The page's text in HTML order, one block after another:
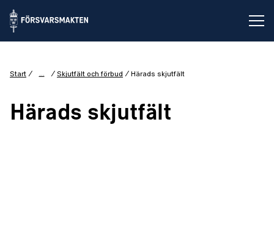
Start ... Skjutfält och förbud Härads skjutfält
Härads skjutfält